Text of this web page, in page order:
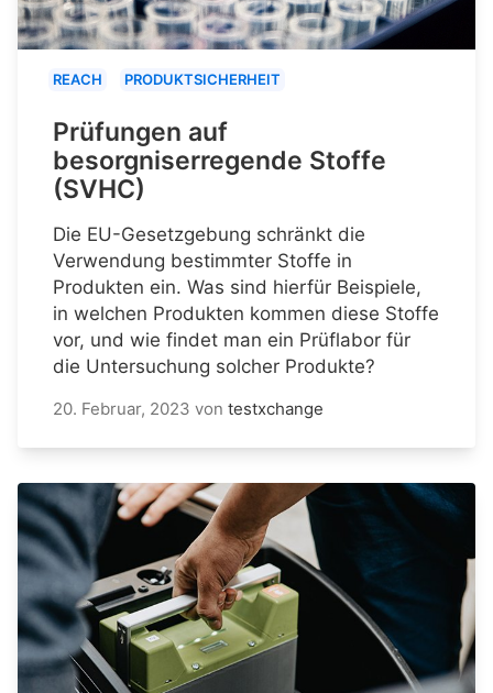
REACH PRODUKTSICHERHEIT
Prüfungen auf
besorgniserregende Stoffe
(SVHC)
Die EU-Gesetzgebung schränkt die
Verwendung bestimmter Stoffe in
Produkten ein. Was sind hierfür Beispiele,
in welchen Produkten kommen diese Stoffe
vor, und wie findet man ein Prüflabor für
die Untersuchung solcher Produkte?
20. Februar, 2023 von testxchange